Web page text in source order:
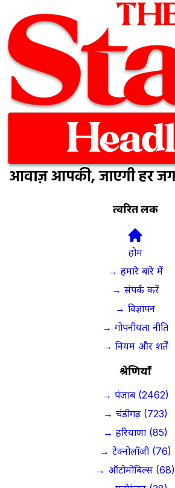
त्वरित लिंक
होम
→ हमारे बारे में
→ संपर्क करें
→ विज्ञापन
→ गोपनीयता नीति
→ नियम और शर्तें
श्रेणियाँ
→ पंजाब (2462)
→ चंडीगढ़ (723)
→ हरियाणा (85)
→ टेक्नोलॉजी (76)
→ ऑटोमोबिल्स (68)